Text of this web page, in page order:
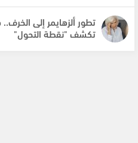
تطور ألزهايمر إلى
تكشف "نقطة التحول"